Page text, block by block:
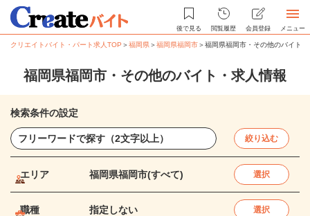
後で見る 閲覧履歴 会員登録 メニュー
クリエイトバイト・パート求人TOP ＞福岡県＞福岡県福岡市＞福岡県福岡市・その他のバイト
福岡県福岡市・その他のバイト・求人情報
検索条件の設定
絞り込む
エリア 福岡県福岡市(すべて) 選択
職種 指定しない 選択